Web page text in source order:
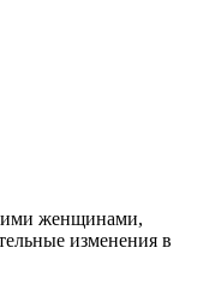
женщинами,
изменения в